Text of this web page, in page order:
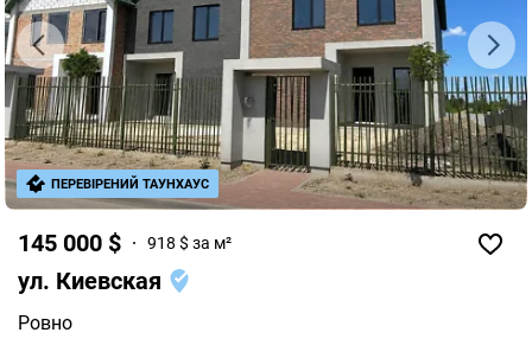
145 000 $ 918 $ за м²
ул. Киевская
Ровно
ПЕРЕВІРЕНИЙ ТАУНХАУС